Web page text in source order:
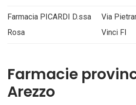
Farmacia PICARDI D.ssa
Rosa
Via
Vinci FI
Farmacie
Arezzo